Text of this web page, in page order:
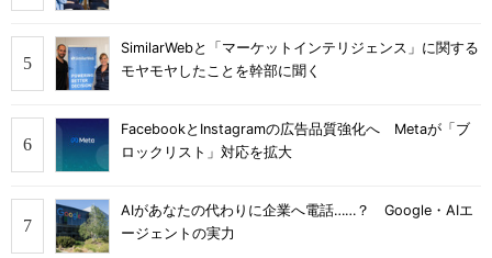
SimilarWebと「マーケットインテリジェンス」に関する
モヤモヤしたことを幹部に聞く
FacebookとInstagramの広告品質強化へ Metaが「ブ
ロックリスト」対応を拡大
AIがあなたの代わりに企業へ電話……？ Google・AIエ
ージェントの実力